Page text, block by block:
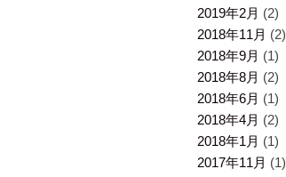
2019年2月 (2)
2018年11月 (2)
2018年9月 (1)
2018年8月 (2)
2018年6月 (1)
2018年4月 (2)
2018年1月 (1)
2017年11月 (1)